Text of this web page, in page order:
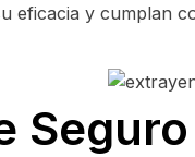
eficacia y cumplan